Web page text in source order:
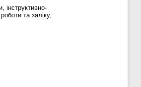
інструктивно-
та заліку,